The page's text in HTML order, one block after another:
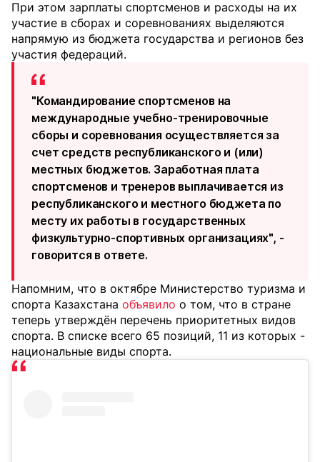
При этом зарплаты спортсменов и расходы на их
участие в сборах и соревнованиях выделяются
напрямую из бюджета государства и регионов без
участия федераций.
"​Командирование спортсменов на
международные учебно-тренировочные
сборы и соревнования осуществляется за
счет средств республиканского и (или)
местных бюджетов. ​​Заработная плата
спортсменов и тренеров выплачивается из
республиканского и местного бюджета по
месту их работы в государственных
физкультурно-спортивных организациях", -
говорится в ответе.
Напомним, что в октябре Министерство туризма и
спорта Казахстана объявило о том, что в стране
теперь утверждён перечень приоритетных видов
спорта. В списке всего 65 позиций, 11 из которых -
национальные виды спорта.